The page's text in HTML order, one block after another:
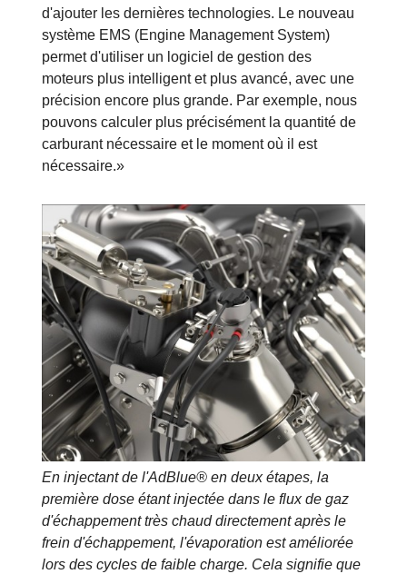
d'ajouter les dernières technologies. Le nouveau
système EMS (Engine Management System)
permet d'utiliser un logiciel de gestion des
moteurs plus intelligent et plus avancé, avec une
précision encore plus grande. Par exemple, nous
pouvons calculer plus précisément la quantité de
carburant nécessaire et le moment où il est
nécessaire.»
En injectant de l'AdBlue® en deux étapes, la
première dose étant injectée dans le flux de gaz
d'échappement très chaud directement après le
frein d'échappement, l'évaporation est améliorée
lors des cycles de faible charge. Cela signifie que